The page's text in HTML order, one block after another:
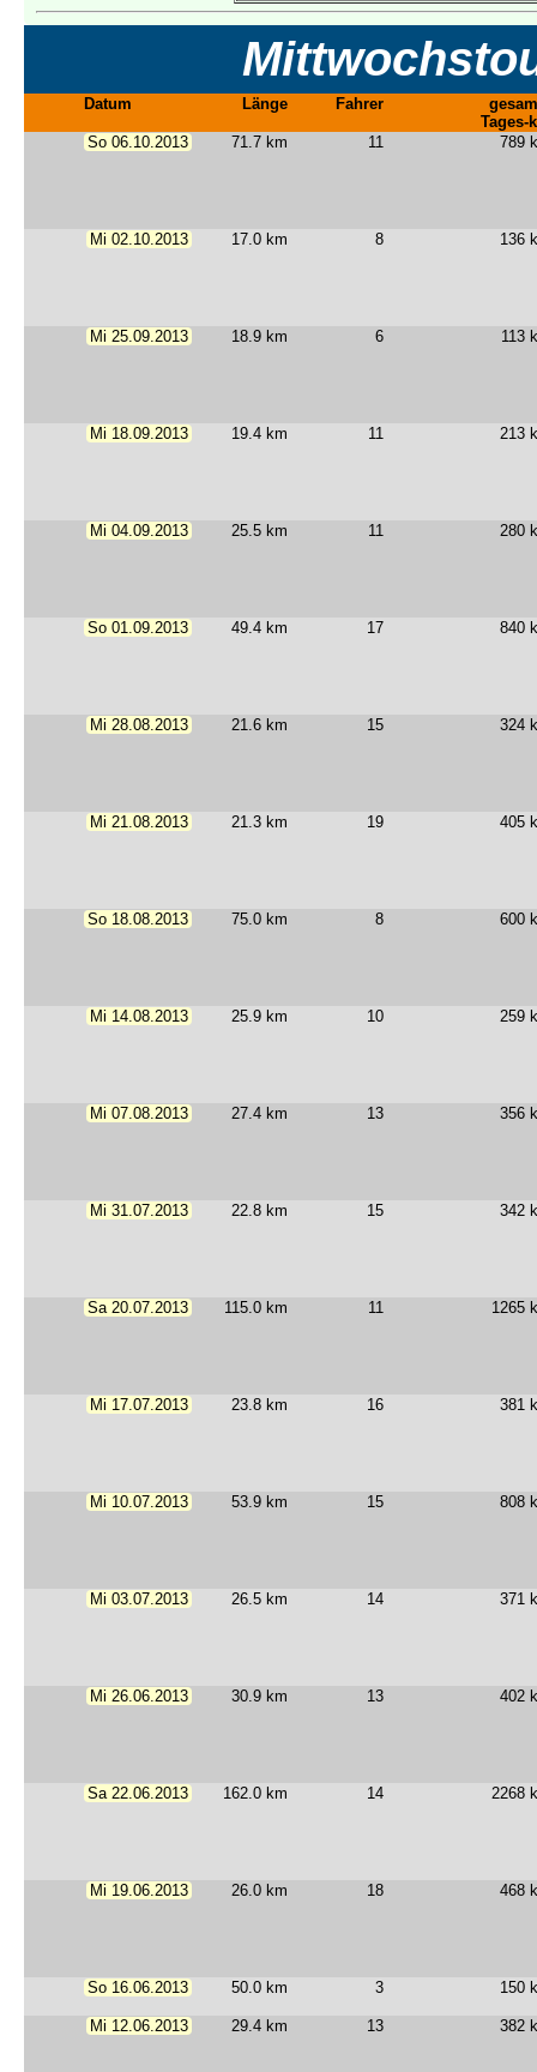
Datum Länge Fahrer
Tages-
So 06.10.2013
71.7 km 11 789
Mi 02.10.2013 17.0 km 8 136
Mi 25.09.2013 18.9 km 6 113
Mi 18.09.2013 19.4 km 11 213
Mi 04.09.2013 25.5 km 11 280
So 01.09.2013 49.4 km 17 840
Mi 28.08.2013 21.6 km 15 324
Mi 21.08.2013 21.3 km 19 405
So 18.08.2013 75.0 km 8 600
Mi 14.08.2013 25.9 km 10 259
Mi 07.08.2013 27.4 km 13 356
Mi 31.07.2013 22.8 km 15 342
Sa 20.07.2013 115.0 km 11 1265
Mi 17.07.2013 23.8 km 16 381
Mi 10.07.2013 53.9 km 15 808
Mi 03.07.2013 26.5 km 14 371
Mi 26.06.2013 30.9 km 13 402
Sa 22.06.2013 162.0 km 14 2268
Mi 19.06.2013 26.0 km 18 468
So 16.06.2013 50.0 km 3 150
Mi 12.06.2013 29.4 km 13 382